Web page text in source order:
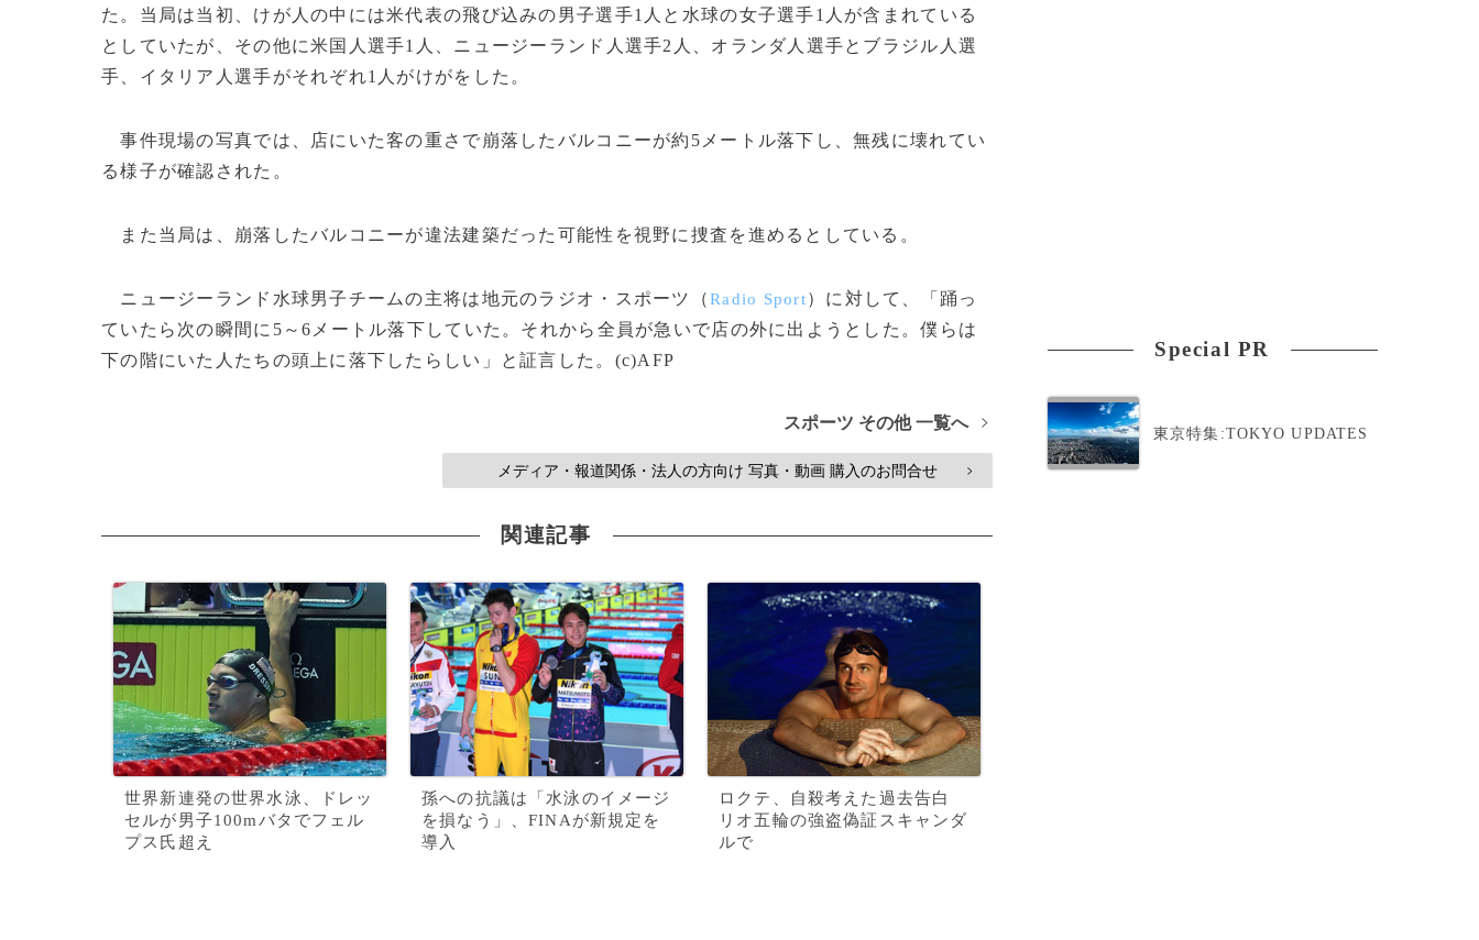
た。当局は当初、けが人の中には米代表の飛び込みの男子選手1人と水球の女子選手1人が含まれている
としていたが、その他に米国人選手1人、ニュージーランド人選手2人、オランダ人選手とブラジル人選
手、イタリア人選手がそれぞれ1人がけがをした。
事件現場の写真では、店にいた客の重さで崩落したバルコニーが約5メートル落下し、無残に壊れてい
る様子が確認された。
また当局は、崩落したバルコニーが違法建築だった可能性を視野に捜査を進めるとしている。
ニュージーランド水球男子チームの主将は地元のラジオ・スポーツ（Radio Sport）に対して、「踊っ
ていたら次の瞬間に5～6メートル落下していた。それから全員が急いで店の外に出ようとした。僕らは
下の階にいた人たちの頭上に落下したらしい」と証言した。(c)AFP
スポーツ その他 一覧へ >
メディア・報道関係・法人の方向け 写真・動画 購入のお問合せ >
関連記事
世界新連発の世界水泳、ドレッ
セルが男子100mバタでフェル
プス氏超え
孫への抗議は「水泳のイメージ
を損なう」、FINAが新規定を
導入
ロクテ、自殺考えた過去告白
リオ五輪の強盗偽証スキャンダ
ルで
Special PR
東京特集:TOKYO UPDATES